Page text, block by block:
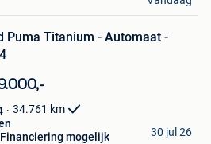
Puma Titanium - Automaat -
34.761 km
Financiering mogelijk 30 jul 26